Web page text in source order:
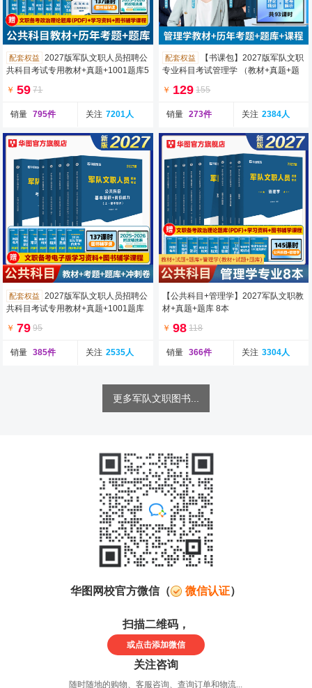
配套权益
2027版军队文职人员招聘公
共科目考试专用教材+真题+1001题库5
￥ 59 71
销量 795件 关注 7201人
配套权益
【书课包】2027版军队文职
专业科目考试管理学 （教材+真题+题
￥ 129 155
销量 273件 关注 2384人
配套权益
2027版军队文职人员招聘公
共科目考试专用教材+真题+1001题库
￥ 79 95
销量 385件 关注 2535人
【公共科目+管理学】2027军队文职教
材+真题+题库 8本
￥ 98 118
销量 366件 关注 3304人
更多军队文职图书...
华图网校官方微信（ 微信认证）
扫描二维码，
或点击添加微信
关注咨询
随时随地的购物、客服咨询、查询订单和物流...